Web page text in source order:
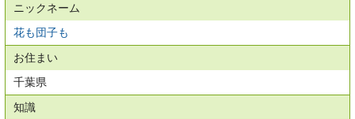
ニックネーム
花も団子も
お住まい
千葉県
知識